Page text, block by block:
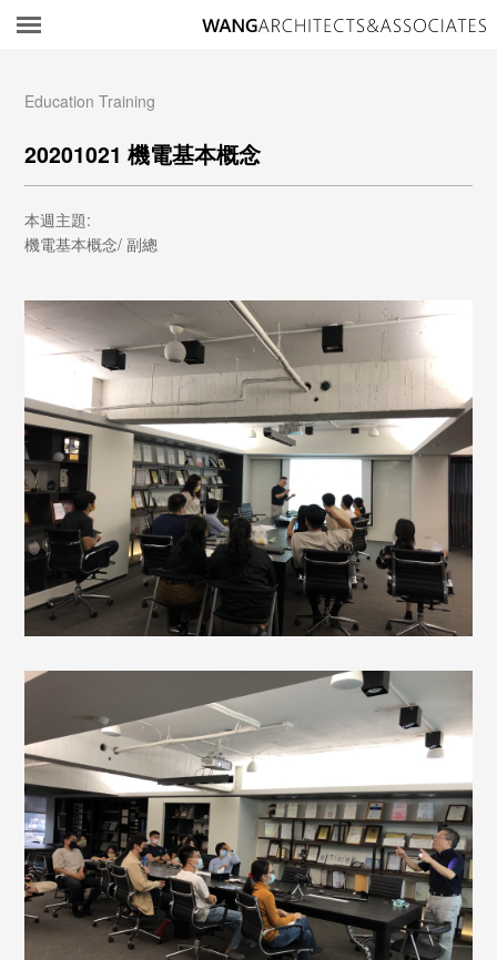
Education Training
20201021 機電基本概念
本週主題:
機電基本概念/ 副總